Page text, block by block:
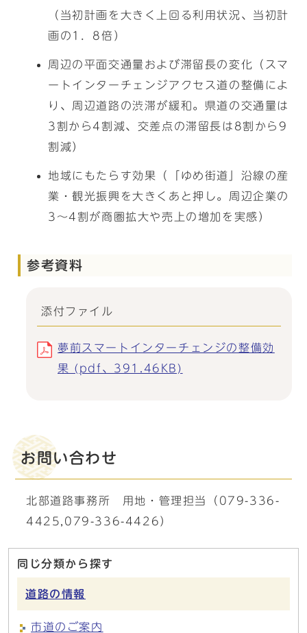
（当初計画を大きく上回る利用状況、当初計
画の1．8倍）
周辺の平面交通量および滞留長の変化（スマ
ートインターチェンジアクセス道の整備によ
り、周辺道路の渋滞が緩和。県道の交通量は
3割から4割減、交差点の滞留長は8割から9
割減）
地域にもたらす効果（「ゆめ街道」沿線の産
業・観光振興を大きくあと押し。周辺企業の
3～4割が商圏拡大や売上の増加を実感）
参考資料
添付ファイル
夢前スマートインターチェンジの整備効
果 (pdf、391.46KB)
お問い合わせ
北部道路事務所 用地・管理担当（079-336-
4425,079-336-4426）
同じ分類から探す
道路の情報
市道のご案内